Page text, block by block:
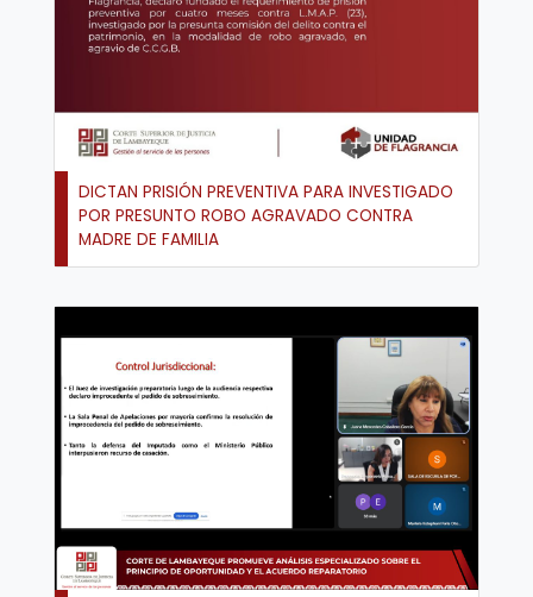
DICTAN PRISIÓN PREVENTIVA PARA INVESTIGADO
POR PRESUNTO ROBO AGRAVADO CONTRA
MADRE DE FAMILIA